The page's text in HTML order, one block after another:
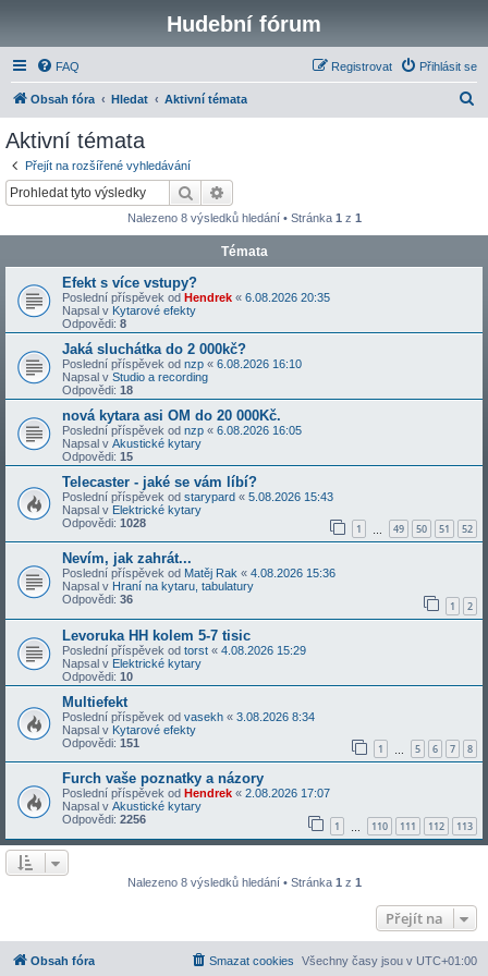
Hudební fórum
FAQ Přihlásit se
Registrovat
Obsah fóra Hledat Aktivní témata
Aktivní témata
Přejít na rozšířené vyhledávání
Hledat
Nalezeno 8 výsledků hledání • Stránka 1 z 1
Témata
Efekt s více vstupy?
Poslední příspěvek od Hendrek « 6.08.2026 20:35
Napsal v Kytarové efekty
Odpovědi: 8
Jaká sluchátka do 2 000kč?
Poslední příspěvek od nzp « 6.08.2026 16:10
Napsal v Studio a recording
Odpovědi: 18
nová kytara asi OM do 20 000Kč.
Poslední příspěvek od nzp « 6.08.2026 16:05
Napsal v Akustické kytary
Odpovědi: 15
Telecaster - jaké se vám líbí?
Poslední příspěvek od starypard « 5.08.2026 15:43
Napsal v Elektrické kytary
Odpovědi: 1028 1 49 50 51 52
Nevím, jak zahrát...
Poslední příspěvek od Matěj Rak « 4.08.2026 15:36
Napsal v Hraní na kytaru, tabulatury
Odpovědi: 36 1 2
Levoruka HH kolem 5-7 tisic
Poslední příspěvek od torst « 4.08.2026 15:29
Napsal v Elektrické kytary
Odpovědi: 10
Multiefekt
Poslední příspěvek od vasekh « 3.08.2026 8:34
Napsal v Kytarové efekty
Odpovědi: 151 1 5 6 7 8
Furch vaše poznatky a názory
Poslední příspěvek od Hendrek « 2.08.2026 17:07
Napsal v Akustické kytary
Odpovědi: 2256 1 110 111 112 113
Nalezeno 8 výsledků hledání • Stránka 1 z 1
Přejít na
Obsah fóra Všechny časy jsou v UTC+01:00
Smazat cookies